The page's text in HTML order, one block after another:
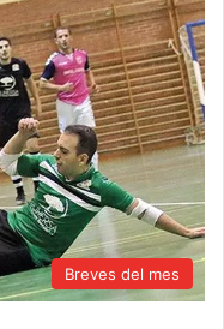
Breves del mes